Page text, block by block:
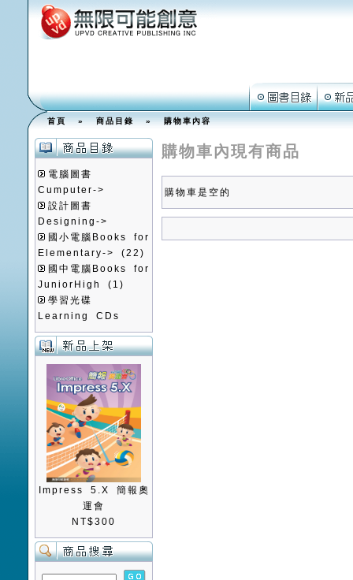
首頁»商品目錄»購物車內容
電腦圖書
Cumputer->
設計圖書
Designing->
國小電腦Books for
Elementary->
(22)
國中電腦Books for
JuniorHigh
(1)
學習光碟
Learning CDs
Impress 5.X 簡報奧
運會
NT$300
購物車內現有商品
購物車是空的